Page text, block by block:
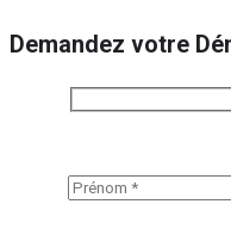
Demandez votre